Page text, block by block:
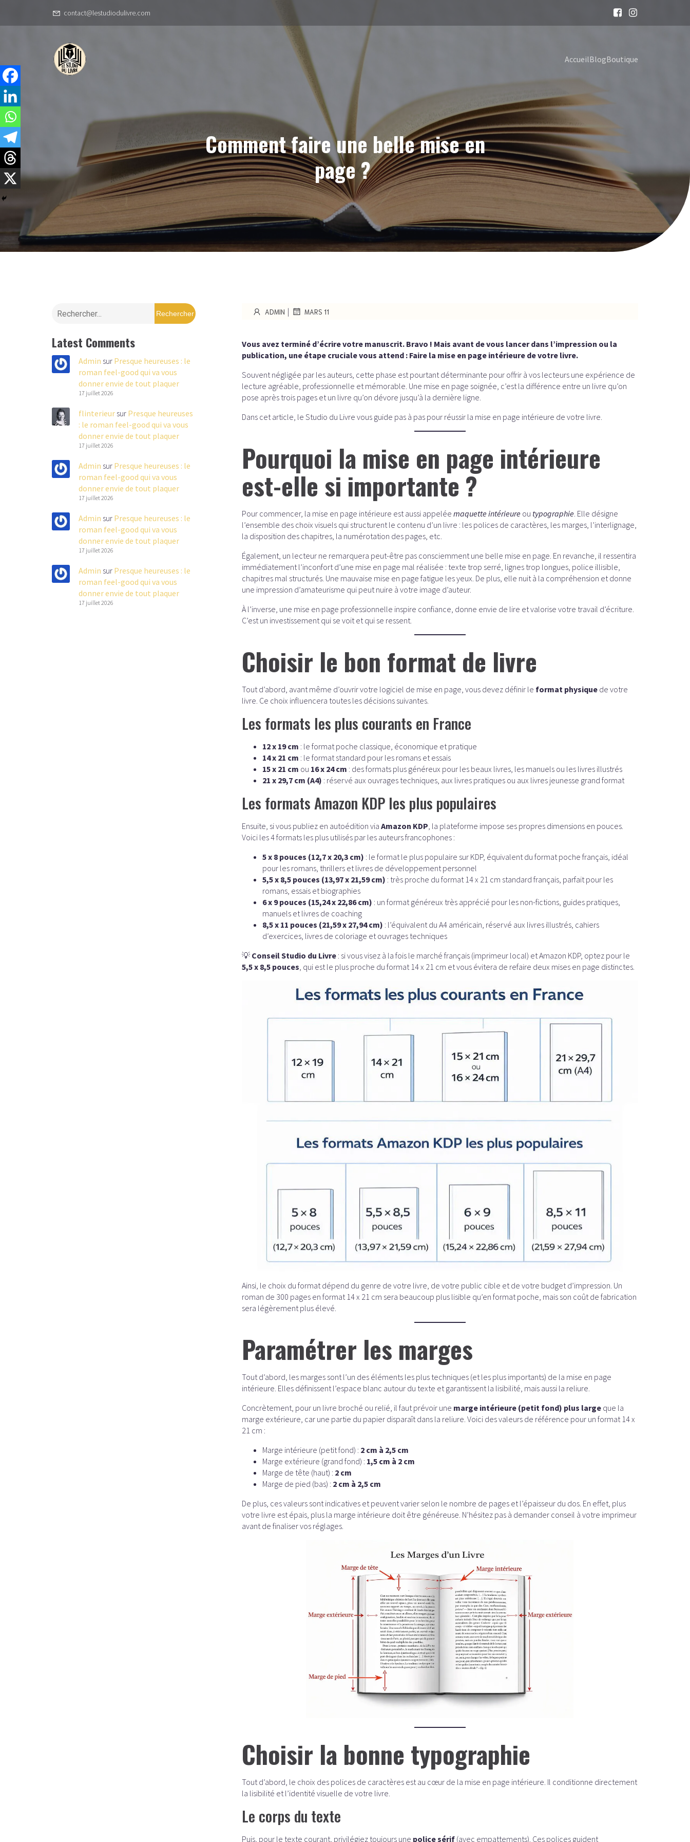
contact@lestudiodulivre.com
AccueilBlogBoutique
Comment faire une belle mise en
page ?
Rechercher
Latest Comments
Admin sur Presque heureuses : le
roman feel-good qui va vous
donner envie de tout plaquer
17 juillet 2026
flinterieur sur Presque heureuses
: le roman feel-good qui va vous
donner envie de tout plaquer
17 juillet 2026
Admin sur Presque heureuses : le
roman feel-good qui va vous
donner envie de tout plaquer
17 juillet 2026
Admin sur Presque heureuses : le
roman feel-good qui va vous
donner envie de tout plaquer
17 juillet 2026
Admin sur Presque heureuses : le
roman feel-good qui va vous
donner envie de tout plaquer
17 juillet 2026
ADMIN | MARS 11
Vous avez terminé d’écrire votre manuscrit. Bravo ! Mais avant de vous lancer dans l’impression ou la
publication, une étape cruciale vous attend : Faire la mise en page intérieure de votre livre.
Souvent négligée par les auteurs, cette phase est pourtant déterminante pour offrir à vos lecteurs une expérience de
lecture agréable, professionnelle et mémorable. Une mise en page soignée, c’est la différence entre un livre qu’on
pose après trois pages et un livre qu’on dévore jusqu’à la dernière ligne.
Dans cet article, le Studio du Livre vous guide pas à pas pour réussir la mise en page intérieure de votre livre.
Pourquoi la mise en page intérieure
est-elle si importante ?
Pour commencer, la mise en page intérieure est aussi appelée maquette intérieure ou typographie. Elle désigne
l’ensemble des choix visuels qui structurent le contenu d’un livre : les polices de caractères, les marges, l’interlignage,
la disposition des chapitres, la numérotation des pages, etc.
Également, un lecteur ne remarquera peut-être pas consciemment une belle mise en page. En revanche, il ressentira
immédiatement l’inconfort d’une mise en page mal réalisée : texte trop serré, lignes trop longues, police illisible,
chapitres mal structurés. Une mauvaise mise en page fatigue les yeux. De plus, elle nuit à la compréhension et donne
une impression d’amateurisme qui peut nuire à votre image d’auteur.
À l’inverse, une mise en page professionnelle inspire confiance, donne envie de lire et valorise votre travail d’écriture.
C’est un investissement qui se voit et qui se ressent.
Choisir le bon format de livre
Tout d’abord, avant même d’ouvrir votre logiciel de mise en page, vous devez définir le format physiquede votre
livre. Ce choix influencera toutes les décisions suivantes.
Les formats les plus courants en France
12 x 19 cm : le format poche classique, économique et pratique
14 x 21 cm : le format standard pour les romans et essais
15 x 21 cm ou 16 x 24 cm : des formats plus généreux pour les beaux livres, les manuels ou les livres illustrés
21 x 29,7 cm (A4) : réservé aux ouvrages techniques, aux livres pratiques ou aux livres jeunesse grand format
Les formats Amazon KDP les plus populaires
Ensuite, si vous publiez en autoédition via Amazon KDP, la plateforme impose ses propres dimensions en pouces.
Voici les 4 formats les plus utilisés par les auteurs francophones :
5 x 8 pouces (12,7 x 20,3 cm) : le format le plus populaire sur KDP, équivalent du format poche français, idéal
pour les romans, thrillers et livres de développement personnel
5,5 x 8,5 pouces (13,97 x 21,59 cm) : très proche du format 14 x 21 cm standard français, parfait pour les
romans, essais et biographies
6 x 9 pouces (15,24 x 22,86 cm) : un format généreux très apprécié pour les non-fictions, guides pratiques,
manuels et livres de coaching
8,5 x 11 pouces (21,59 x 27,94 cm) : l’équivalent du A4 américain, réservé aux livres illustrés, cahiers
d’exercices, livres de coloriage et ouvrages techniques
💡 Conseil Studio du Livre: si vous visez à la fois le marché français (imprimeur local) et Amazon KDP, optez pour le
5,5 x 8,5 pouces, qui est le plus proche du format 14 x 21 cm et vous évitera de refaire deux mises en page distinctes.
Ainsi, le choix du format dépend du genre de votre livre, de votre public cible et de votre budget d’impression. Un
roman de 300 pages en format 14 x 21 cm sera beaucoup plus lisible qu’en format poche, mais son coût de fabrication
sera légèrement plus élevé.
Paramétrer les marges
Tout d’abord, les marges sont l’un des éléments les plus techniques (et les plus importants) de la mise en page
intérieure. Elles définissent l’espace blanc autour du texte et garantissent la lisibilité, mais aussi la reliure.
Concrètement, pour un livre broché ou relié, il faut prévoir une marge intérieure (petit fond) plus largeque la
marge extérieure, car une partie du papier disparaît dans la reliure. Voici des valeurs de référence pour un format 14 x
21 cm :
Marge intérieure (petit fond) : 2 cm à 2,5 cm
Marge extérieure (grand fond) : 1,5 cm à 2 cm
Marge de tête (haut) : 2 cm
Marge de pied (bas) : 2 cm à 2,5 cm
De plus, ces valeurs sont indicatives et peuvent varier selon le nombre de pages et l’épaisseur du dos. En effet, plus
votre livre est épais, plus la marge intérieure doit être généreuse. N’hésitez pas à demander conseil à votre imprimeur
avant de finaliser vos réglages.
Choisir la bonne typographie
Tout d’abord, le choix des polices de caractères est au cœur de la mise en page intérieure. Il conditionne directement
la lisibilité et l’identité visuelle de votre livre.
Le corps du texte
Puis, pour le texte courant, privilégiez toujours une police sérif(avec empattements). Ces polices guident